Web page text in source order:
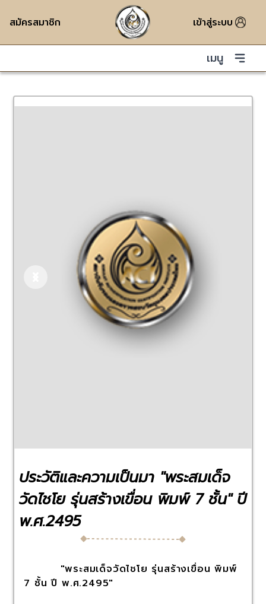
สมัครสมาชิก เข้าสู่ระบบ
เมนู
ประวัติและความเป็นมา "พระสมเด็จ
วัดไชโย รุ่นสร้างเขื่อน พิมพ์ 7 ชั้น" ปี
พ.ศ.2495
"พระสมเด็จวัดไชโย รุ่นสร้างเขื่อน พิมพ์
7 ชั้น ปี พ.ศ.2495"